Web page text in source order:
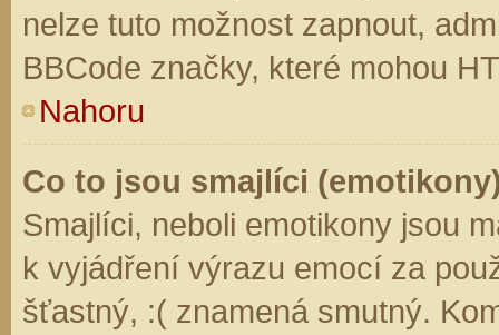
nelze tuto možnost zapnout,
BBCode značky, které mohou
Nahoru
Co to jsou smajlíci
Smajlíci, neboli emotikony jsou
k vyjádření výrazu emocí za
šťastný, :( znamená smutný.